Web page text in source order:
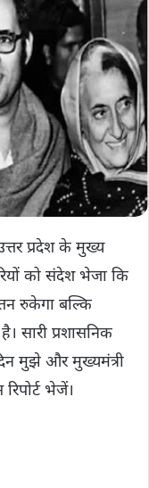
प्रदेश के मुख्य
को संदेश भेजा कि
रुकेगा बल्कि
सारी प्रशासनिक
मुझे और मुख्यमंत्री
भेजें।